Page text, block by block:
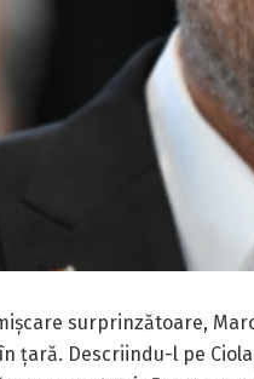
surprinzătoare,
țară. Descriindu-l pe